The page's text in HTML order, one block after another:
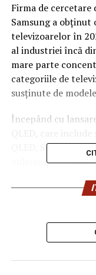
Firma de cercetare
Samsung a obținut
televizoarelor în
al industriei încă
mare parte
categoriile de
susținute de
Începând cu
QLED, Samsung a
milioane de
special pentru
inci și cu prețuri
înregistrat o